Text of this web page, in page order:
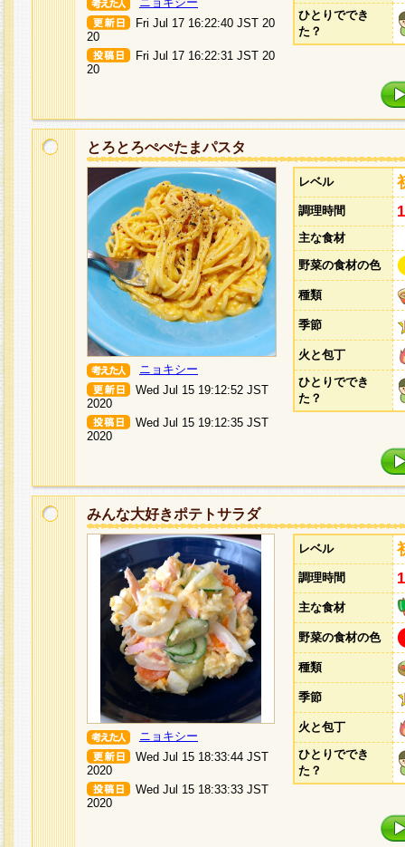
Fri Jul 17 16:22:40 JST 20
20
Fri Jul 17 16:22:31 JST 20
20
ひとりででき
た？
とろとろぺぺたまパスタ
ニョキシー
Wed Jul 15 19:12:52 JST
2020
Wed Jul 15 19:12:35 JST
2020
レベル
調理時間
主な食材
野菜の食材の色
種類
季節
火と包丁
ひとりででき
た？
みんな大好きポテトサラダ
ニョキシー
Wed Jul 15 18:33:44 JST
2020
Wed Jul 15 18:33:33 JST
2020
レベル
調理時間
主な食材
野菜の食材の色
種類
季節
火と包丁
ひとりででき
た？